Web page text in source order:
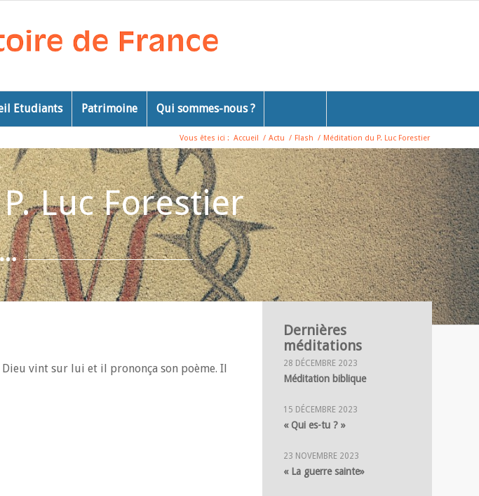
Etudiants Patrimoine Qui sommes-nous ?
Vous êtes ici : Accueil / Actu / Flash / Méditation du P. Luc Forestier
Luc Forestier
vint sur lui et il prononça son poème. Il
Dernières
méditations
28 DÉCEMBRE 2023
Méditation biblique
15 DÉCEMBRE 2023
« Qui es-tu ? »
23 NOVEMBRE 2023
« La guerre sainte»